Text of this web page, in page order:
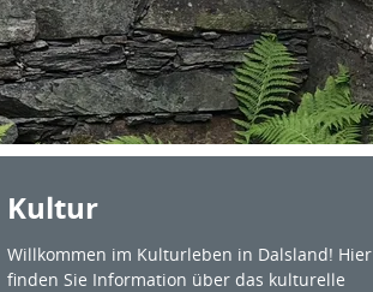
Kultur
Willkommen im Kulturleben in Dalsland! Hier
finden Sie Information über das kulturelle